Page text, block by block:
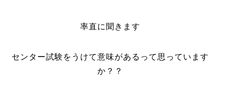
率直に聞きます
センター試験をうけて意味があるって思っています
か？？